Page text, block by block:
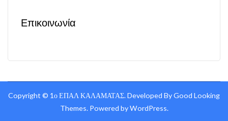
Επικοινωνία
Copyright © 1ο ΕΠΑΛ ΚΑΛΑΜΑΤΑΣ.Developed ByGood Looking
Themes.Powered byWordPress.